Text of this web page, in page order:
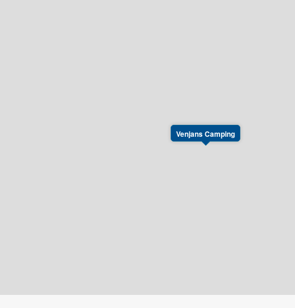
Venjans Camping